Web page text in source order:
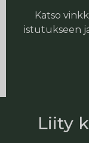
Katso
istutukseen
Liity